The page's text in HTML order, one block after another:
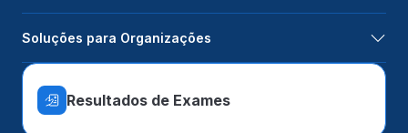
Soluções para Organizações
Resultados de Exames